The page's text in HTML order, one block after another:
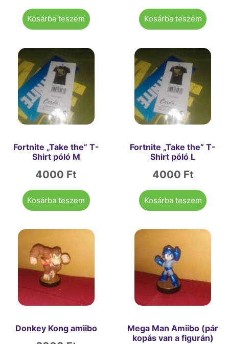
Kosárba teszem Kosárba teszem
Fortnite „Take the” T-
Shirt póló M
4000 Ft
Kosárba teszem
Fortnite „Take the” T-
Shirt póló L
4000 Ft
Kosárba teszem
Donkey Kong amiibo
Mega Man Amiibo (pár
kopás van a figurán)